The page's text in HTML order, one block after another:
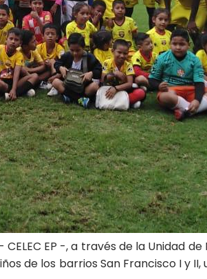
EP -, a través de la Unidad
de los barrios San Francisco I y